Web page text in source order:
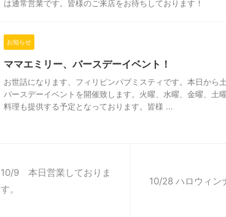
は通常営業です。皆様のご来店をお待ちしております！
お知らせ
ママエミリー、バースデーイベント！
お世話になります、フィリピンパブミスティです。本日から
バースデーイベントを開催致します。火曜、水曜、金曜、土
料理も提供する予定となっております。皆様 ...
10/9 本日営業しておりま
す。
10/28 ハロウィン